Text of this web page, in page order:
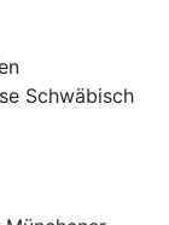
Schwäbisch